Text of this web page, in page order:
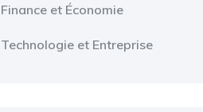
Finance et Économie
Technologie et Entreprise